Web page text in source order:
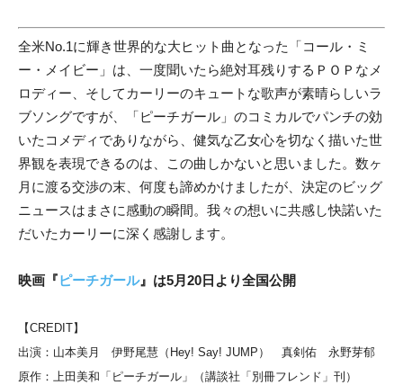
全米No.1に輝き世界的な大ヒット曲となった「コール・ミ
ー・メイビー」は、一度聞いたら絶対耳残りするＰＯＰなメ
ロディー、そしてカーリーのキュートな歌声が素晴らしいラ
ブソングですが、「ピーチガール」のコミカルでパンチの効
いたコメディでありながら、健気な乙女心を切なく描いた世
界観を表現できるのは、この曲しかないと思いました。数ヶ
月に渡る交渉の末、何度も諦めかけましたが、決定のビッグ
ニュースはまさに感動の瞬間。我々の想いに共感し快諾いた
だいたカーリーに深く感謝します。
映画『ピーチガール』は5月20 日より全国公開
【CREDIT】
出演：山本美月 伊野尾慧（Hey! Say! JUMP） 真剣佑 永野芽郁
原作：上田美和「ピーチガール」（講談社「別冊フレンド」刊）